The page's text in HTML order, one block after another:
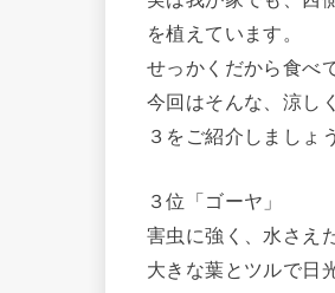
を植えています。
せっかくだから食べ
今回はそんな、涼し
３をご紹介しましょう
３位「ゴーヤ」
害虫に強く、水さえ
大きな葉とツルで日